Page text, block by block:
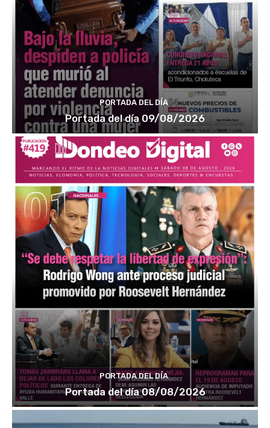
PORTADA DEL DÍA
Portada del día 09/08/2026
PORTADA DEL DÍA
Portada del día 08/08/2026